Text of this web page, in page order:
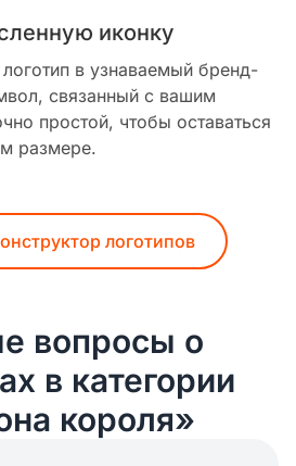
иконку
в узнаваемый бренд-
связанный с вашим
простой, чтобы оставаться
размере.
логотипов
вопросы о
в категории
короля»